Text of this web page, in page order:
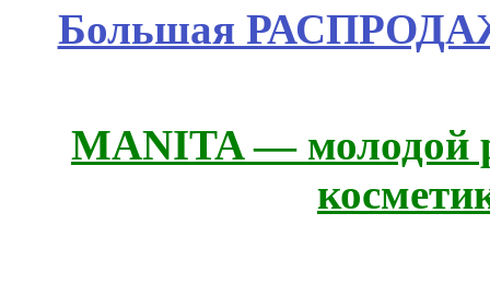
Большая
MANITA — молодой